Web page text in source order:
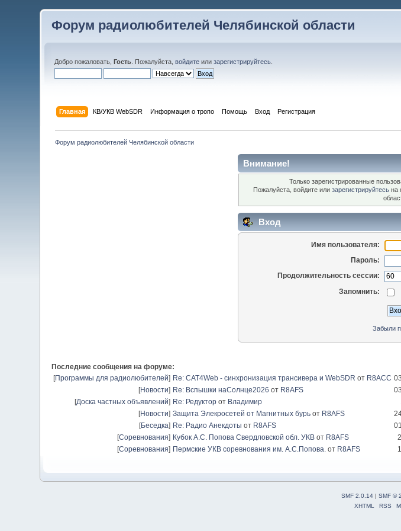
Форум радиолюбителей Челябинской области
Добро пожаловать,Гость . Пожалуйста,войдите илизарегистрируйтесь
Главная КВ/УКВ WebSDR Информация о тропо Помощь Вход Регистрация
Форум радиолюбителей Челябинской области
Внимание!
Только зарегистрированные
Пожалуйста, войдите или зарегистрируйтесьна
Вход
Имя пользователя:
Пароль:
Продолжительность сессии:
Запомнить:
Забыли
Последние сообщения на форуме:
[Программы для радиолюбителей] Re: CAT4Web - синхронизация трансивера и WebSDR от R8ACC
[Новости] Re: Вспышки наСолнце2026 от R8AFS
[Доска частных объявлений] Re: Редуктор от Владимир
[Новости] Защита Элекросетей от Магнитных бурь от R8AFS
[Беседка] Re: Радио Анекдоты от R8AFS
[Соревнования] Кубок А.С. Попова Свердловской обл. УКВ от R8AFS
[Соревнования] Пермские УКВ соревнования им. А.С.Попова. от R8AFS
SMF 2.0.14 | SMF ©
XHTML
RSS